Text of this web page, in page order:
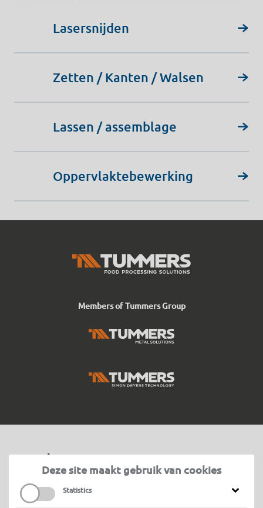
Deze site maakt gebruik van cookies
Statistics
Lasersnijden
Zetten / Kanten / Walsen
Lassen / assemblage
Oppervlaktebewerking
Members of Tummers Group
Proceslijnen
Waslijn
Schillijn
Machines